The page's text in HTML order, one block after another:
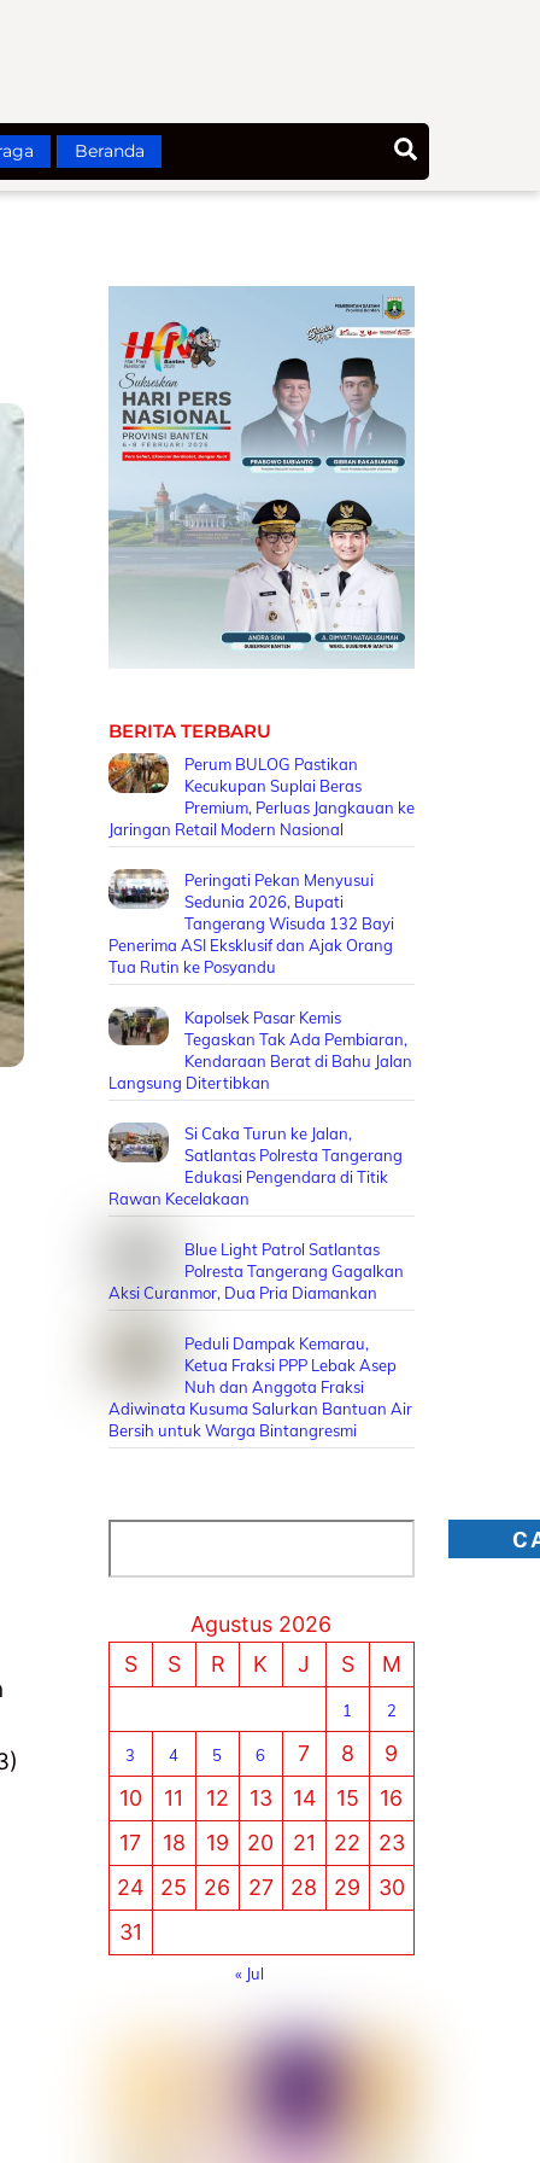
Beranda
BERITA TERBARU
Perum BULOG Pastikan
Kecukupan Suplai Beras
Premium, Perluas Jangkauan ke
Jaringan Retail Modern Nasional
Peringati Pekan Menyusui
Sedunia 2026, Bupati
Tangerang Wisuda 132 Bayi
Penerima ASI Eksklusif dan Ajak Orang
Tua Rutin ke Posyandu
Kapolsek Pasar Kemis
Tegaskan Tak Ada Pembiaran,
Kendaraan Berat di Bahu Jalan
Langsung Ditertibkan
Si Caka Turun ke Jalan,
Satlantas Polresta Tangerang
Edukasi Pengendara di Titik
Rawan Kecelakaan
Blue Light Patrol Satlantas
Polresta Tangerang Gagalkan
Aksi Curanmor, Dua Pria Diamankan
Peduli Dampak Kemarau,
Ketua Fraksi PPP Lebak Asep
Nuh dan Anggota Fraksi
Adiwinata Kusuma Salurkan Bantuan Air
Bersih untuk Warga Bintangresmi
Agustus 2026
S
S R K J S M
1 2
3 4 5 6 7 8
9
10
11 12 13 14 15
16
17
18 19 20 21 22
23
24
25 26 27 28 29
30
31
« Jul